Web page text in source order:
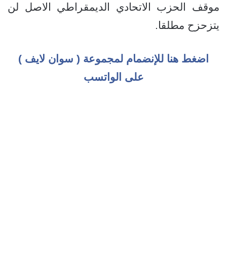
موقف الحزب الاتحادي الديمقراطي الاصل لن
يتزحزح مطلقا.
اضغط هنا للإنضمام لمجموعة ( سوان لايف )
على الواتسب